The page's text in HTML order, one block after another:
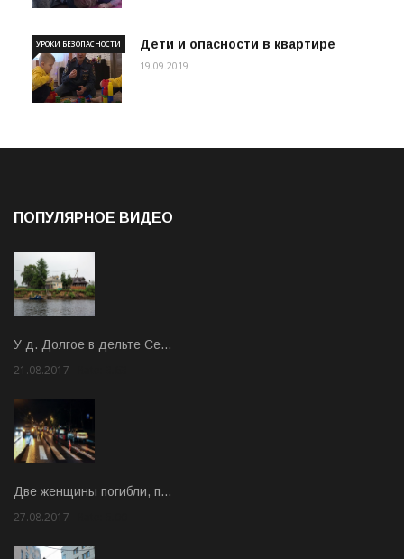
Дети и опасности в квартире
УРОКИ БЕЗОПАСНОСТИ
19.09.2019
ПОПУЛЯРНОЕ ВИДЕО
У д. Долгое в дельте Се…
21.08.2017
Две женщины погибли, п…
27.08.2017